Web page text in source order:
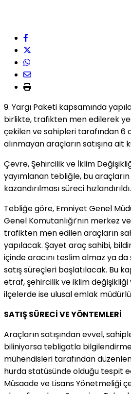
9. Yargı Paketi kapsamında
birlikte, trafikten men edilerek
çekilen ve sahipleri tarafından 6
alınmayan araçların satışına ait
Çevre, Şehircilik ve İklim
yayımlanan tebliğle, bu
kazandırılması süreci hızlandırıldı.
Tebliğe göre, Emniyet Genel
Genel Komutanlığı’nın merkez
trafikten men edilen araçların
yapılacak. Şayet araç sahibi,
içinde aracını teslim almaz ya
satış süreçleri başlatılacak. Bu
etraf, şehircilik ve iklim
ilçelerde ise ulusal emlak
SATIŞ SÜRECİ VE YÖNTEMLERİ
Araçların satışından evvel,
biliniyorsa tebligatla
mühendisleri tarafından
hurda statüsünde olduğu tespit
Müsaade ve Lisans Yönetmeliği